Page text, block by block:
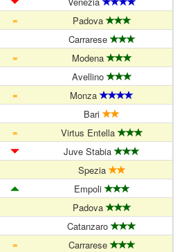
=
Padova
Carrarese
=
Modena
Avellino
=
Monza
Bari
=
Virtus Entella
Juve Stabia
Spezia
Empoli
Padova
Catanzaro
=
Carrarese